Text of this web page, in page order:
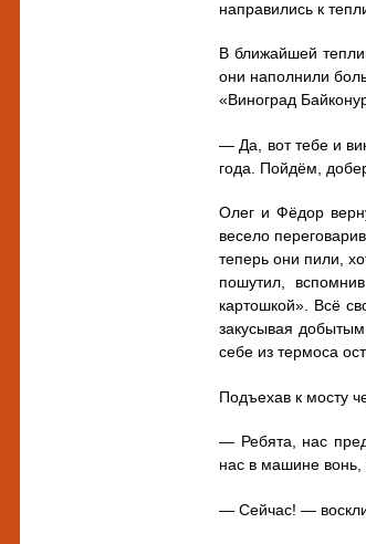
направились к
В ближайшей
они наполнили
«Виноград
— Да, вот тебе и
года. Пойдём,
Олег и Фёдор
весело
теперь они пили,
пошутил,
картошкой». Всё
закусывая
себе из термоса
Подъехав к мосту
— Ребята, нас
нас в машине вонь,
— Сейчас! —